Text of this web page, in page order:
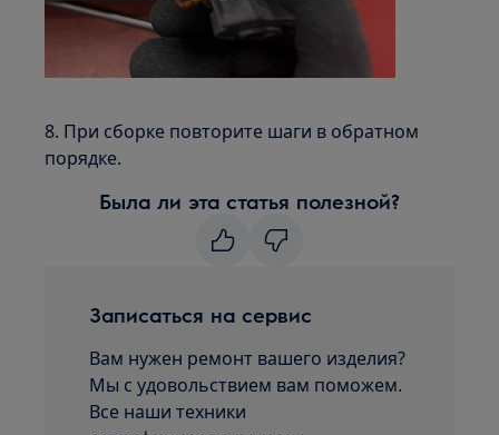
8. При сборке повторите шаги в обратном
порядке.
Была ли эта статья полезной?
Записаться на сервис
Вам нужен ремонт вашего изделия?
Мы с удовольствием вам поможем.
Все наши техники